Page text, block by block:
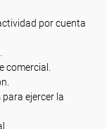
por cuenta
comercial.
ejercer la